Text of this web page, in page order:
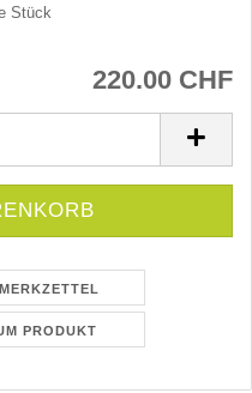
Stück
220.00 CHF
PRODUKT